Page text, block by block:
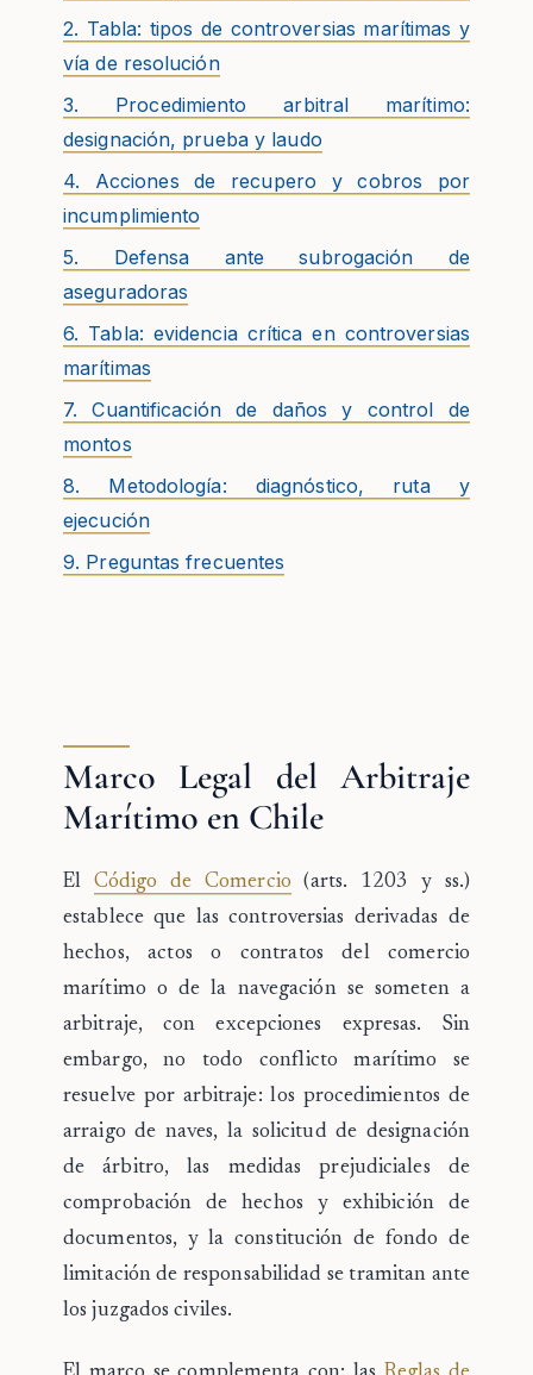
2. Tabla: tipos de controversias marítimas y
vía de resolución
3. Procedimiento arbitral marítimo:
designación, prueba y laudo
4. Acciones de recupero y cobros por
incumplimiento
5. Defensa ante subrogación de
aseguradoras
6. Tabla: evidencia crítica en controversias
marítimas
7. Cuantificación de daños y control de
montos
8. Metodología: diagnóstico, ruta y
ejecución
9. Preguntas frecuentes
Marco Legal del Arbitraje
Marítimo en Chile
El Código de Comercio (arts. 1203 y ss.)
establece que las controversias derivadas de
hechos, actos o contratos del comercio
marítimo o de la navegación se someten a
arbitraje, con excepciones expresas. Sin
embargo, no todo conflicto marítimo se
resuelve por arbitraje: los procedimientos de
arraigo de naves, la solicitud de designación
de árbitro, las medidas prejudiciales de
comprobación de hechos y exhibición de
documentos, y laconstitución de fondo de
limitación de responsabilidad se tramitan ante
los juzgados civiles.